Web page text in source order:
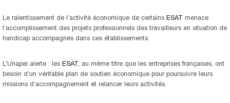
Le ralentissement de l’activité économique de certains ESAT
menace
l’accomplissement des projets professionnels des travailleurs en situation de
handicap accompagnés dans ces établissements.
L’Unapei alerte : les ESAT , au même titre que les entreprises françaises, ont
besoin d’un véritable plan de soutien économique pour poursuivre leurs
missions d’accompagnement et relancer leurs activités.